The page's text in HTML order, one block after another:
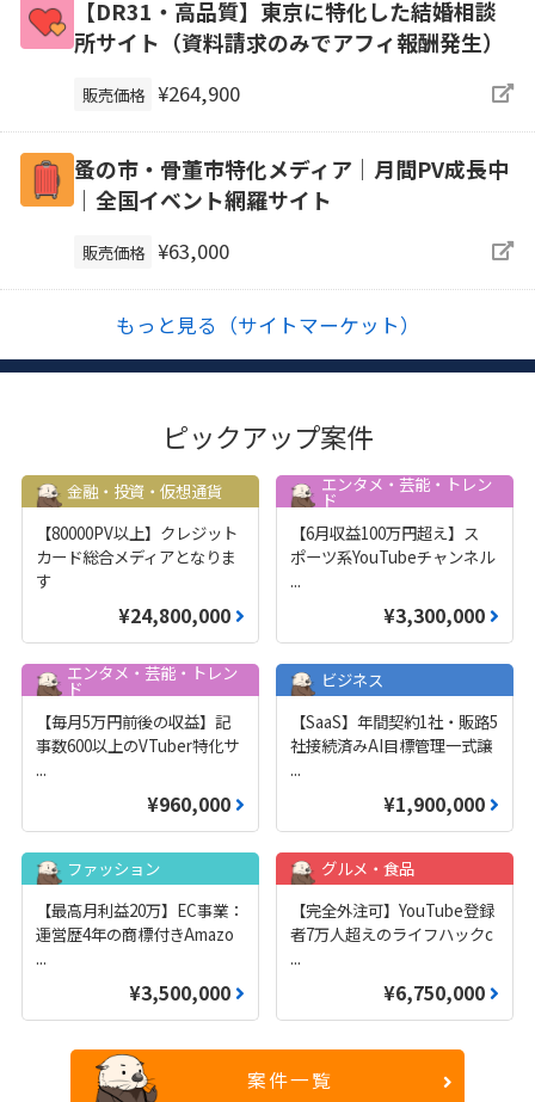
【DR31・高品質】東京に特化した結婚相談
所サイト（資料請求のみでアフィ報酬発生）
販売価格 ¥264,900
蚤の市・骨董市特化メディア｜月間PV成長中
｜全国イベント網羅サイト
販売価格 ¥63,000
もっと見る（サイトマーケット）
ピックアップ案件
金融・投資・仮想通貨
【80000PV以上】クレジット
カード総合メディアとなりま
す
¥24,800,000
エンタメ・芸能・トレン
ド
【6月収益100万円超え】ス
ポーツ系YouTubeチャンネル
...
¥3,300,000
エンタメ・芸能・トレン
ド
【毎月5万円前後の収益】記
事数600以上のVTuber特化サ
...
¥960,000
ビジネス
【SaaS】年間契約1社・販路5
社接続済みAI目標管理一式譲
...
¥1,900,000
ファッション
【最高月利益20万】EC事業：
運営歴4年の商標付きAmazo
...
¥3,500,000
グルメ・食品
【完全外注可】YouTube登録
者7万人超えのライフハックc
...
¥6,750,000
案件一覧